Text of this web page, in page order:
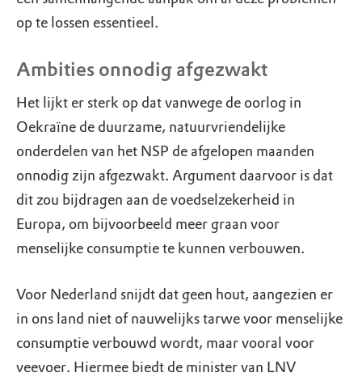
op te lossen essentieel.
Ambities onnodig afgezwakt
Het lijkt er sterk op dat vanwege de oorlog in
Oekraïne de duurzame, natuurvriendelijke
onderdelen van het NSP de afgelopen maanden
onnodig zijn afgezwakt. Argument daarvoor is dat
dit zou bijdragen aan de voedselzekerheid in
Europa, om bijvoorbeeld meer graan voor
menselijke consumptie te kunnen verbouwen.
Voor Nederland snijdt dat geen hout, aangezien er
in ons land niet of nauwelijks tarwe voor menselijke
consumptie verbouwd wordt, maar vooral voor
veevoer. Hiermee biedt de minister van LNV